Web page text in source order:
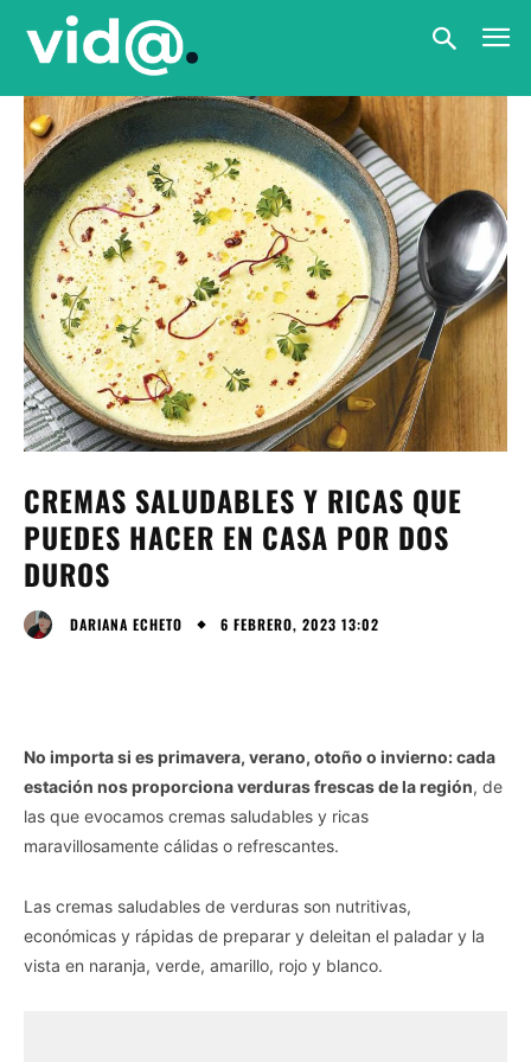
CREMAS SALUDABLES Y RICAS QUE
PUEDES HACER EN CASA POR DOS
DUROS
DARIANA ECHETO 6 FEBRERO, 2023 13:02
No importa si es primavera, verano, otoño o invierno: cada
estación nos proporciona verduras frescas de la región, de
las que evocamos cremas saludables y ricas
maravillosamente cálidas o refrescantes.
Las cremas saludables de verduras son nutritivas,
económicas y rápidas de preparar y deleitan el paladar y la
vista en naranja, verde, amarillo, rojo y blanco.